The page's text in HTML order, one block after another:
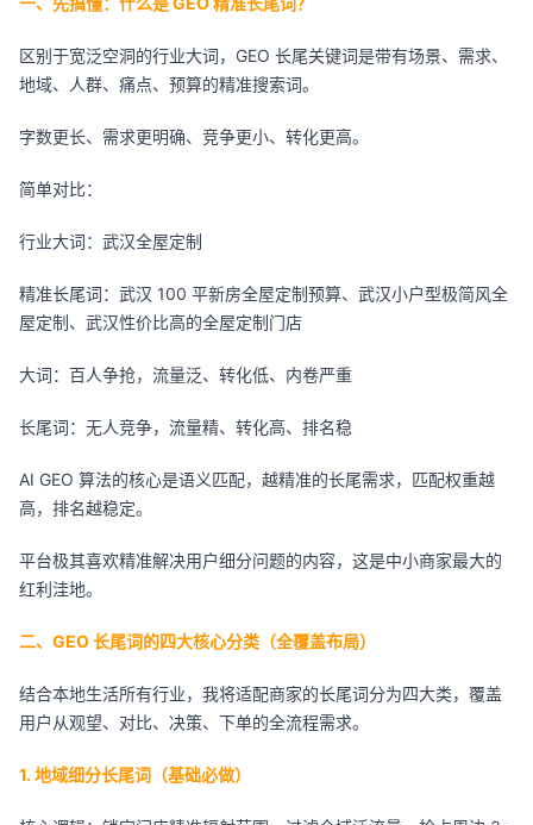
区别于宽泛空洞的行业大词，GEO 长尾关键词是带有场景、需求、
地域、人群、痛点、预算的精准搜索词。
字数更长、需求更明确、竞争更小、转化更高。
简单对比：
行业大词：武汉全屋定制
精准长尾词：武汉 100 平新房全屋定制预算、武汉小户型极简风全
屋定制、武汉性价比高的全屋定制门店
大词：百人争抢，流量泛、转化低、内卷严重
长尾词：无人竞争，流量精、转化高、排名稳
AI GEO 算法的核心是语义匹配，越精准的长尾需求，匹配权重越
高，排名越稳定。
平台极其喜欢精准解决用户细分问题的内容，这是中小商家最大的
红利洼地。
二、GEO 长尾词的四大核心分类（全覆盖布局）
结合本地生活所有行业，我将适配商家的长尾词分为四大类，覆盖
用户从观望、对比、决策、下单的全流程需求。
1. 地域细分长尾词（基础必做）